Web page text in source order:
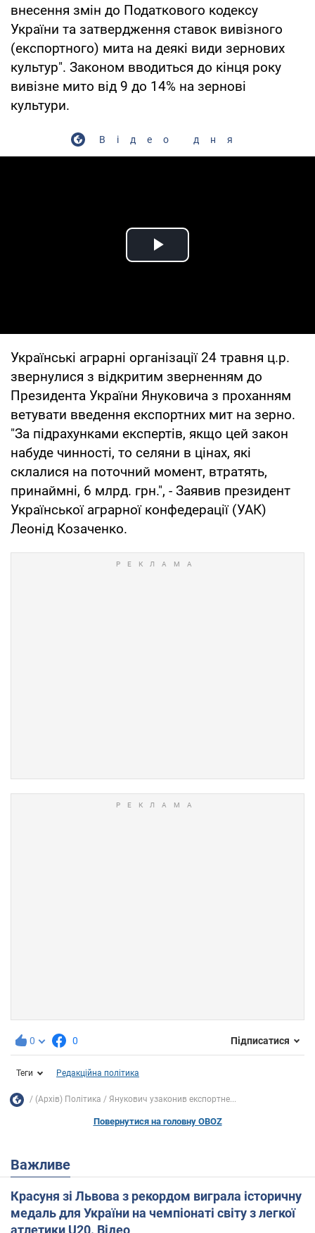
внесення змін до Податкового кодексу
України та затвердження ставок вивізного
(експортного) мита на деякі види зернових
культур". Законом вводиться до кінця року
вивізне мито від 9 до 14% на зернові
культури.
Відео дня
Play Video
Українські аграрні організації 24 травня ц.р.
звернулися з відкритим зверненням до
Президента України Януковича з проханням
ветувати введення експортних мит на зерно.
"За підрахунками експертів, якщо цей закон
набуде чинності, то селяни в цінах, які
склалися на поточний момент, втратять,
принаймні, 6 млрд. грн.", - Заявив президент
Української аграрної конфедерації (УАК)
Леонід Козаченко.
0 0 Підписатися
Теги Редакційна політика
(Архів) Політика Янукович узаконив експортне...
Повернутися на головну OBOZ
Важливе
Красуня зі Львова з рекордом виграла історичну
медаль для України на чемпіонаті світу з легкої
атлетики U20. Відео